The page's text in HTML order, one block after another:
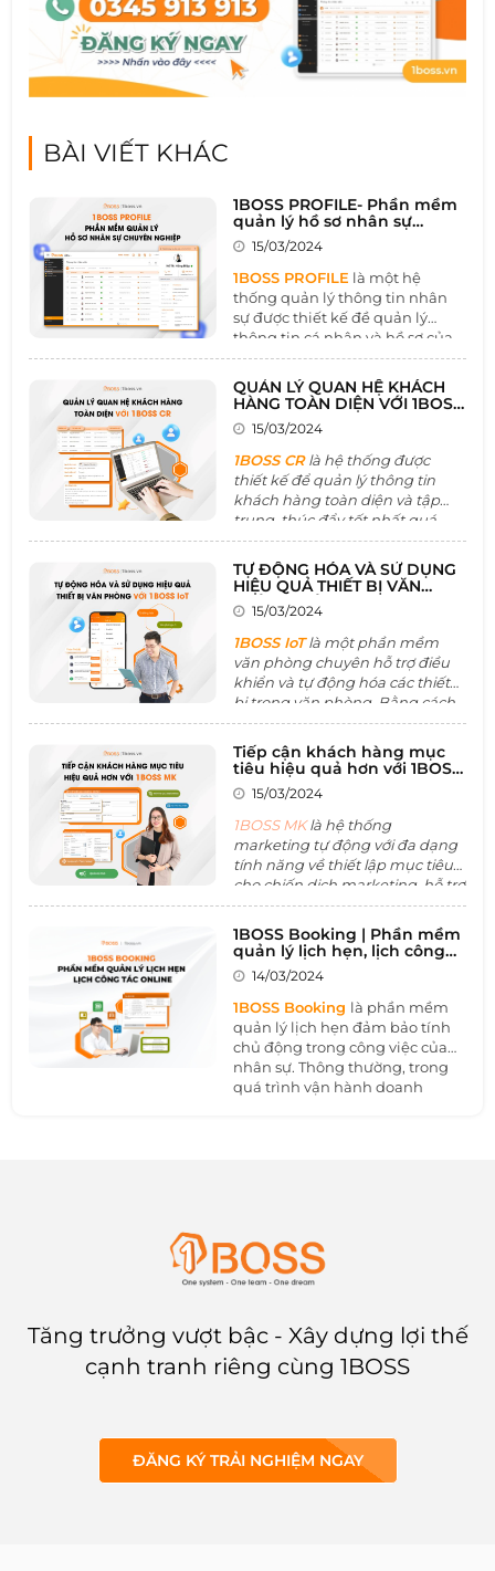
BÀI VIẾT KHÁC
1BOSS PROFILE- Phần mềm
quản lý hồ sơ nhân sự
chuyên nghiệp
15/03/2024
1BOSS PROFILE là một hệ
thống quản lý thông tin nhân
sự được thiết kế đề quản lý
thông tin cá nhân và hồ sơ của
khách hàng một cách tổng thể
và hiệu quả. Công cụ này là một
trong số những nền tảng thúc
đẩy mối quan hệ khách hàng
và marketing doanh nghiệp
phát triển vững chắc, toàn vẹn
QUẢN LÝ QUAN HỆ KHÁCH
HÀNG TOÀN DIỆN VỚI 1BOSS
CR15/03/2024
1BOSS CRlà hệ thống được
thiết kế để quản lý thông tin
khách hàng toàn diện và tập
trung, thúc đẩy tốt nhất quá
trình ký kết hợp đồng. Với các
tính năng về quản lý danh sách
khách hàng , quản lý chiến dịch
tiếp thị,.. giúp doanh nghiệp
tăng cường quan hệ và tương
tác với khách hàng một cách
chuyên nghiệp và hiệu quả.
TỰ ĐỘNG HÓA VÀ SỬ DỤNG
HIỆU QUẢ THIẾT BỊ VĂN
PHÒNG VỚI BOSS IoT
15/03/2024
1BOSS IoTlà một phần mềm
văn phòng chuyên hỗ trợ điều
khiển và tự động hóa các thiết
bị trong văn phòng. Bằng cách
cung cấp dữ liệu để phân tích,
cải tiến và tối ưu hóa không
gian làm việc mang lại không
gian làm việc hiệu quả nhất.
Nhờ đó hệ thống này góp phần
cải thiện hiệu suất làm việc của
nhân sự và tăng năng lực cạnh
tranh của tổ chức.
Tiếp cận khách hàng mục
tiêu hiệu quả hơn với 1BOSS
MK15/03/2024
1BOSS MKlà hệ thống
marketing tự động với đa dạng
tính năng về thiết lập mục tiêu
cho chiến dịch marketing, hỗ trợ
quản lý tự dộng các hoạt dộng
marketing đồng thời hỗ trợ tối
ưu hóa lợi nhuận từ mọi chiến
dịch tiếp thị hay ngành nghề
khác của doanh nghiệp. Nhờ đó
có thể tối ưu hóa chi phí, tăng
hiệu quả chiến dịch và đẩy
nhanh tiến độ hiệu quả của
mục tiêu kinh doanh.
1BOSS Booking | Phần mềm
quản lý lịch hẹn, lịch công
tác online
14/03/2024
1BOSS Booking là phần mềm
quản lý lịch hẹn đảm bảo tính
chủ động trong công việc của
nhân sự. Thông thường, trong
quá trình vận hành doanh
giản?
Tăng trưởng vượt bậc - Xây dựng lợi thế
cạnh tranh riêng cùng 1BOSS
ĐĂNG KÝ TRẢI NGHIỆM NGAY